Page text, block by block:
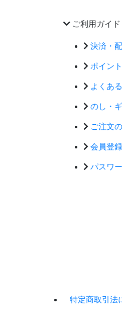
ご利用ガイド
決済・
ポイン
よくあ
のし・
ご注文
会員登
パスワ
特定商取引法